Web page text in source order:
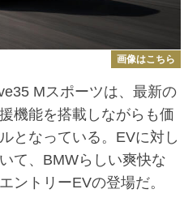
画像はこちら
Mスポーツは、最新の
機能を搭載しながらも価
となっている。EVに対し
て、BMWらしい爽快な
ントリーEVの登場だ。